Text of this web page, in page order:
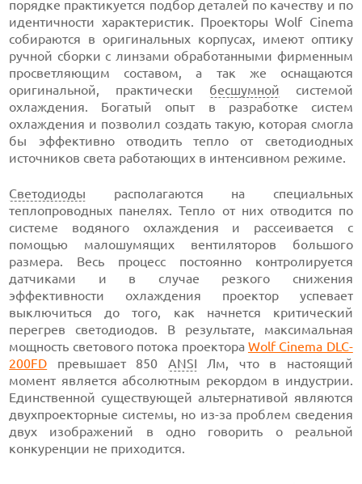
порядке практикуется подбор деталей по качеству и по
идентичности характеристик. Проекторы Wolf Cinema
собираются в оригинальных корпусах, имеют оптику
ручной сборки с линзами обработанными фирменным
просветляющим составом, а так же оснащаются
оригинальной, практически бесшумной системой
охлаждения. Богатый опыт в разработке систем
охлаждения и позволил создать такую, которая смогла
бы эффективно отводить тепло от светодиодных
источников света работающих в интенсивном режиме.
Светодиоды располагаются на специальных
теплопроводных панелях. Тепло от них отводится по
системе водяного охлаждения и рассеивается с
помощью малошумящих вентиляторов большого
размера. Весь процесс постоянно контролируется
датчиками и в случае резкого снижения
эффективности охлаждения проектор успевает
выключиться до того, как начнется критический
перегрев светодиодов. В результате, максимальная
мощность светового потока проектора Wolf Cinema DLC-
200FD превышает 850 ANSI Лм, что в настоящий
момент является абсолютным рекордом в индустрии.
Единственной существующей альтернативой являются
двухпроекторные системы, но из-за проблем сведения
двух изображений в одно говорить о реальной
конкуренции не приходится.